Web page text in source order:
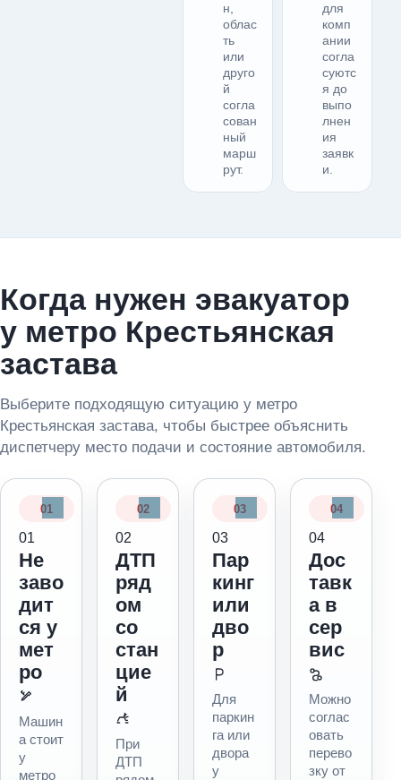
н,
облас
ть
или
друго
й
согла
сован
ный
марш
рут.
для
комп
ании
согла
суютс
я до
выпо
лнен
ия
заявк
и.
Когда нужен эвакуатор
у метро Крестьянская
застава
Выберите подходящую ситуацию у метро
Крестьянская застава, чтобы быстрее объяснить
диспетчеру место подачи и состояние автомобиля.
01
Не
заво
дит
ся у
мет
ро
Машин
а стоит
у
метро
02
ДТП
ряд
ом
со
стан
цие
й
При
ДТП
03
Пар
кинг
или
дво
р
Для
паркин
га или
двора
у
04
Дос
тавк
а в
сер
вис
Можно
соглас
овать
перево
зку от